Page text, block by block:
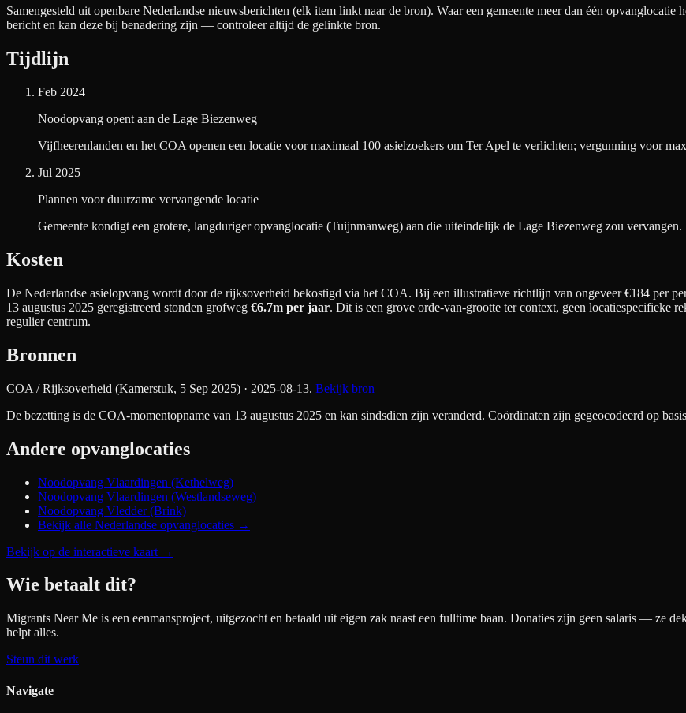
Samengesteld uit openbare Nederlandse nieuwsberichten (elk item linkt naar de bron). Waar een gemeente meer dan één
bericht en kan deze bij benadering zijn — controleer altijd de gelinkte bron.
Tijdlijn
Feb 2024
Noodopvang opent aan de Lage Biezenweg
Vijfheerenlanden en het COA openen een locatie voor maximaal 100 asielzoekers om Ter Apel te verlichten; vergunning voor
Jul 2025
Plannen voor duurzame vervangende locatie
Gemeente kondigt een grotere, langduriger opvanglocatie (Tuijnmanweg) aan die uiteindelijk de Lage Biezenweg zou vervangen.
Kosten
De Nederlandse asielopvang wordt door de rijksoverheid bekostigd via het COA. Bij een illustratieve richtlijn van ongeveer €184 per
13 augustus 2025 geregistreerd stonden grofweg €6.7m per jaar. Dit is een grove orde-van-grootte ter context, geen locatiespecifieke
regulier centrum.
Bronnen
COA / Rijksoverheid (Kamerstuk, 5 Sep 2025) · 2025-08-13. Bekijk bron
De bezetting is de COA-momentopname van 13 augustus 2025 en kan sindsdien zijn veranderd. Coördinaten zijn gegeocodeerd op
Andere opvanglocaties
Noodopvang Vlaardingen (Kethelweg)
Noodopvang Vlaardingen (Westlandseweg)
Noodopvang Vledder (Brink)
Bekijk alle Nederlandse opvanglocaties →
Bekijk op de interactieve kaart →
Wie betaalt dit?
Migrants Near Me is een eenmansproject, uitgezocht en betaald uit eigen zak naast een fulltime baan. Donaties zijn geen salaris — ze
helpt alles.
Steun dit werk
Navigate